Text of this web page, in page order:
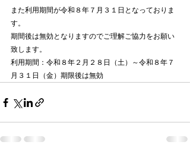
また利用期間が令和８年７月３１日となっておりま
す。
期間後は無効となりますのでご理解ご協力をお願い
致します。
利用期間：令和８年２月２８日（土）～令和８年７
月３１日（金）期限後は無効